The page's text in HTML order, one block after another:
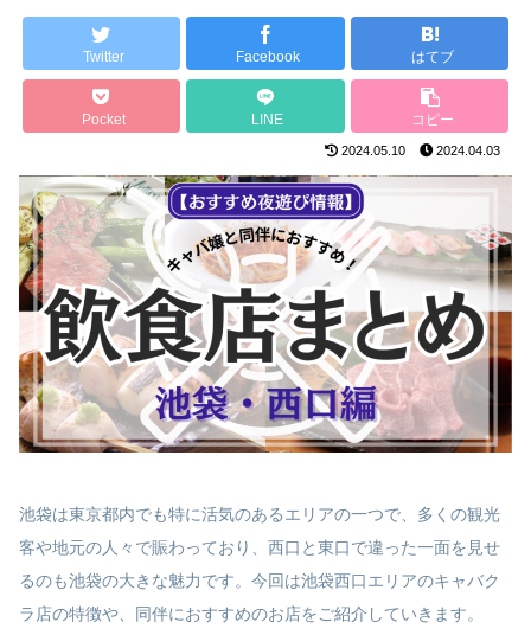
Twitter Facebook はてブ
Pocket LINE コピー
2024.05.10 2024.04.03
池袋は東京都内でも特に活気のあるエリアの一つで、多くの観光
客や地元の人々で賑わっており、西口と東口で違った一面を見せ
るのも池袋の大きな魅力です。今回は池袋西口エリアのキャバク
ラ店の特徴や、同伴におすすめのお店をご紹介していきます。